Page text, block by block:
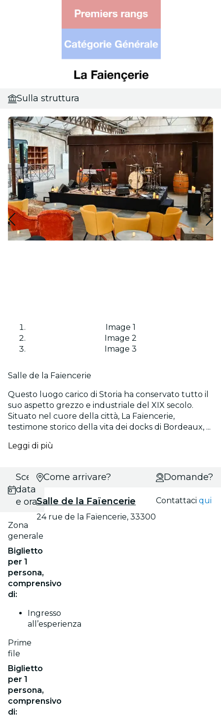
Sulla struttura
Image 1
Image 2
Image 3
Salle de la Faïencerie
Questo luogo carico di Storia ha conservato tutto il
suo aspetto grezzo e industriale del XIX secolo.
Situato nel cuore della città, La Faïencerie,
testimone storico della vita dei docks di Bordeaux, ...
Leggi di più
Scegli
data
e ora
Zona
generale
Biglietto
per 1
persona,
comprensivo
di:
Ingresso
all’esperienza
Prime
file
Biglietto
per 1
persona,
comprensivo
di:
Come arrivare?
Salle de la Faïencerie
24 rue de la Faïencerie, 33300
Domande?
Contattaciqui